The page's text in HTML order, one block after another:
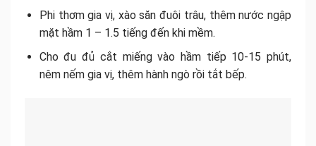
Phi thơm gia vị, xào săn đuôi trâu, thêm nước ngập
mặt hầm 1 – 1.5 tiếng đến khi mềm.
Cho đu đủ cắt miếng vào hầm tiếp 10-15 phút,
nêm nếm gia vị, thêm hành ngò rồi tắt bếp.